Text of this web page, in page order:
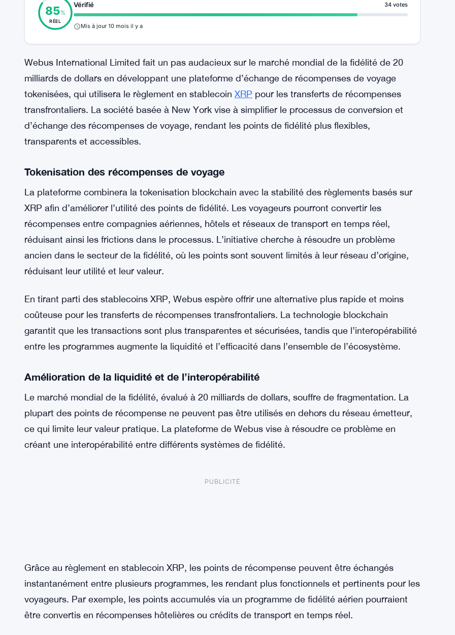
85%
RÉEL
Vérifié 34 votes
Mis à jour 10 mois il y a
Webus International Limited fait un pas audacieux sur le marché mondial de la fidélité de 20
milliards de dollars en développant une plateforme d’échange de récompenses de voyage
tokenisées, qui utilisera le règlement en stablecoin XRP pour les transferts de récompenses
transfrontaliers. La société basée à New York vise à simplifier le processus de conversion et
d’échange des récompenses de voyage, rendant les points de fidélité plus flexibles,
transparents et accessibles.
Tokenisation des récompenses de voyage
La plateforme combinera la tokenisation blockchain avec la stabilité des règlements basés sur
XRP afin d’améliorer l’utilité des points de fidélité. Les voyageurs pourront convertir les
récompenses entre compagnies aériennes, hôtels et réseaux de transport en temps réel,
réduisant ainsi les frictions dans le processus. L’initiative cherche à résoudre un problème
ancien dans le secteur de la fidélité, où les points sont souvent limités à leur réseau d’origine,
réduisant leur utilité et leur valeur.
En tirant parti des stablecoins XRP, Webus espère offrir une alternative plus rapide et moins
coûteuse pour les transferts de récompenses transfrontaliers. La technologie blockchain
garantit que les transactions sont plus transparentes et sécurisées, tandis que l’interopérabilité
entre les programmes augmente la liquidité et l’efficacité dans l’ensemble de l’écosystème.
Amélioration de la liquidité et de l’interopérabilité
Le marché mondial de la fidélité, évalué à 20 milliards de dollars, souffre de fragmentation. La
plupart des points de récompense ne peuvent pas être utilisés en dehors du réseau émetteur,
ce qui limite leur valeur pratique. La plateforme de Webus vise à résoudre ce problème en
créant une interopérabilité entre différents systèmes de fidélité.
PUBLICITÉ